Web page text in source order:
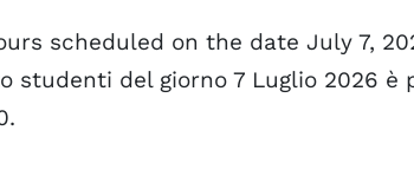
scheduled on the date July 7,
studenti del giorno 7 Luglio 2026